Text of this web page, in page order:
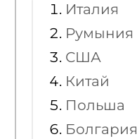
Италия
Румыния
США
Китай
Польша
Болгария